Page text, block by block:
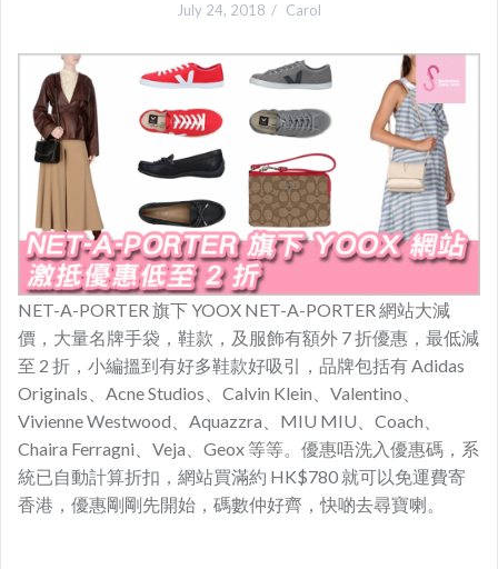
July 24, 2018 Carol
NET-A-PORTER 旗下 YOOX NET-A-PORTER 網站大減
價，大量名牌手袋，鞋款，及服飾有額外 7 折優惠，最低減
至 2 折，小編搵到有好多鞋款好吸引，品牌包括有 Adidas
Originals、Acne Studios、Calvin Klein、Valentino、
Vivienne Westwood、Aquazzra、MIU MIU、Coach、
Chaira Ferragni、Veja、Geox 等等。優惠唔洗入優惠碼，系
統已自動計算折扣，網站買滿約 HK$780 就可以免運費寄
香港，優惠剛剛先開始，碼數仲好齊，快啲去尋寶喇。